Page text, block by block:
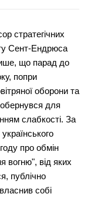
стратегічних
Сент-Ендрюса
що парад до
попри
оборони та
для
слабкості. За
про обмін
вогню", від яких
публічно
собі